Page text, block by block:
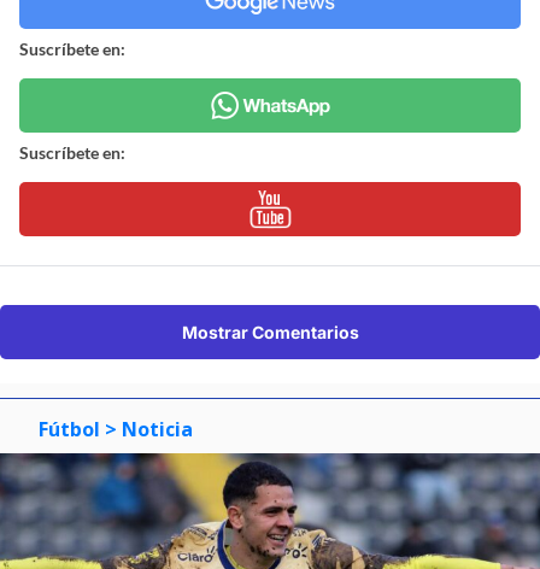
Suscríbete en:
Suscríbete en:
Mostrar Comentarios
Fútbol > Noticia